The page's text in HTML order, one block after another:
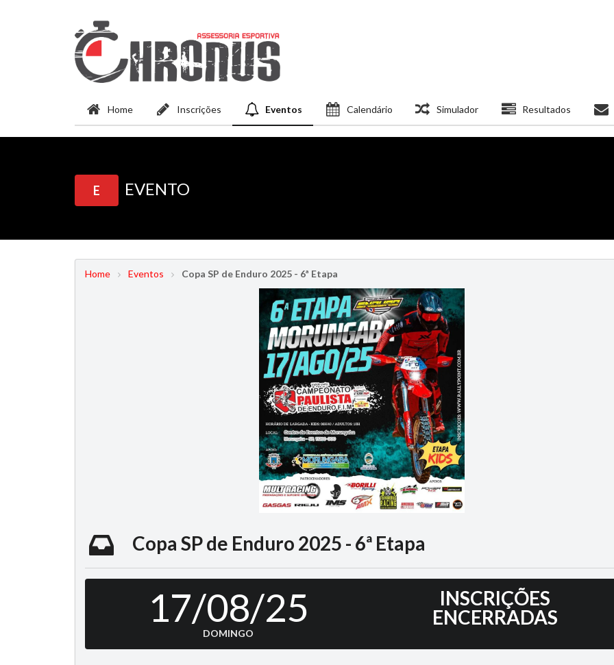
Home Inscrições Eventos Calendário Simulador Resultados
E EVENTO
Home Eventos Copa SP de Enduro 2025 - 6ª Etapa
Copa SP de Enduro 2025 - 6ª Etapa
17/08/25
DOMINGO
INSCRIÇÕES
ENCERRADAS